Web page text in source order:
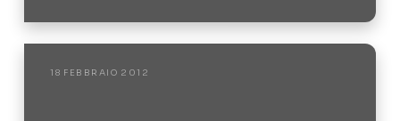
18 FEBBRAIO 2012